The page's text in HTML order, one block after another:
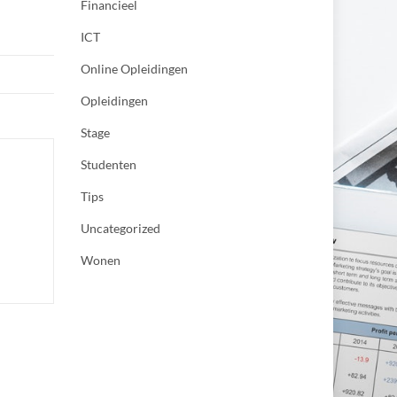
Financieel
ICT
Online Opleidingen
Opleidingen
Stage
Studenten
Tips
Uncategorized
Wonen